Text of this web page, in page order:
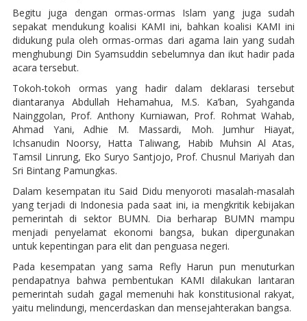
Begitu juga dengan ormas-ormas Islam yang juga sudah
sepakat mendukung koalisi KAMI ini, bahkan koalisi KAMI ini
didukung pula oleh ormas-ormas dari agama lain yang sudah
menghubungi Din Syamsuddin sebelumnya dan ikut hadir pada
acara tersebut.
Tokoh-tokoh ormas yang hadir dalam deklarasi tersebut
diantaranya Abdullah Hehamahua, M.S. Ka’ban, Syahganda
Nainggolan, Prof. Anthony Kurniawan, Prof. Rohmat Wahab,
Ahmad Yani, Adhie M. Massardi, Moh. Jumhur Hiayat,
Ichsanudin Noorsy, Hatta Taliwang, Habib Muhsin Al Atas,
Tamsil Linrung, Eko Suryo Santjojo, Prof. Chusnul Mariyah dan
Sri Bintang Pamungkas.
Dalam kesempatan itu Said Didu menyoroti masalah-masalah
yang terjadi di Indonesia pada saat ini, ia mengkritik kebijakan
pemerintah di sektor BUMN. Dia berharap BUMN mampu
menjadi penyelamat ekonomi bangsa, bukan dipergunakan
untuk kepentingan para elit dan penguasa negeri.
Pada kesempatan yang sama Refly Harun pun menuturkan
pendapatnya bahwa pembentukan KAMI dilakukan lantaran
pemerintah sudah gagal memenuhi hak konstitusional rakyat,
yaitu melindungi, mencerdaskan dan mensejahterakan bangsa.